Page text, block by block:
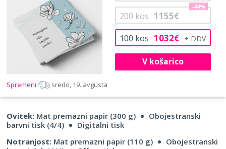
100 kos 1032€
200 kos 1155€
-44%
V košarico
Spremeni sredo, 19. avgusta
Ovitek: Mat premazni papir (300 g)
Obojestranski
barvni tisk (4/4)
Digitalni tisk
Notranjost: Mat premazni papir (110 g)
Obojestranski